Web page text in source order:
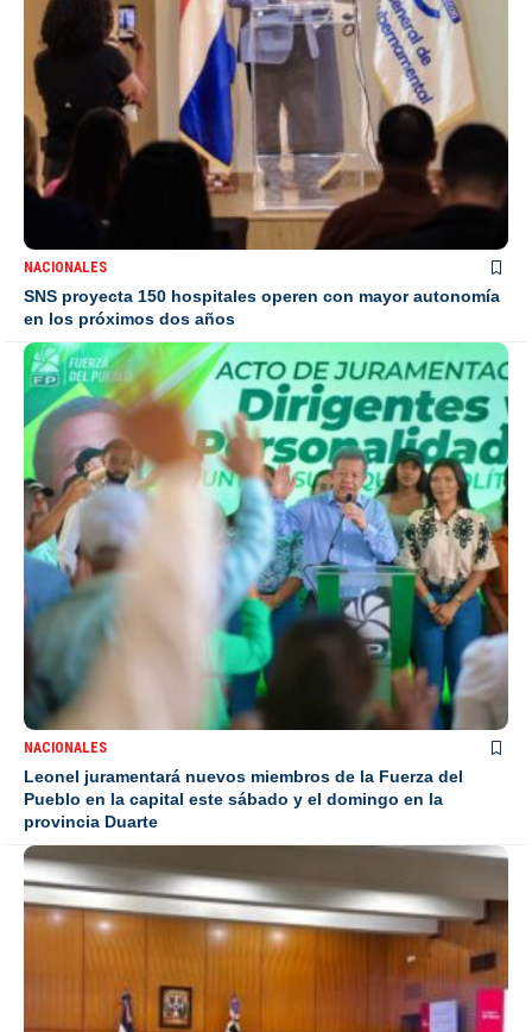
NACIONALES
SNS proyecta 150 hospitales operen con mayor autonomía
en los próximos dos años
NACIONALES
Leonel juramentará nuevos miembros de la Fuerza del
Pueblo en la capital este sábado y el domingo en la
provincia Duarte